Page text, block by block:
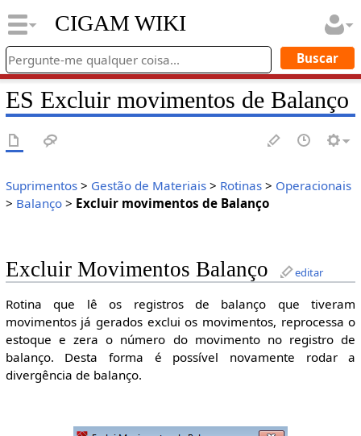
CIGAM WIKI
ES Excluir movimentos de Balanço
Suprimentos> Gestão de Materiais> Rotinas> Operacionais
> Balanço> Excluir movimentos de Balanço
Excluir Movimentos Balanço editar
Rotina que lê os registros de balanço que tiveram
movimentos já gerados exclui os movimentos, reprocessa o
estoque e zera o número do movimento no registro de
balanço. Desta forma é possível novamente rodar a
divergência de balanço.